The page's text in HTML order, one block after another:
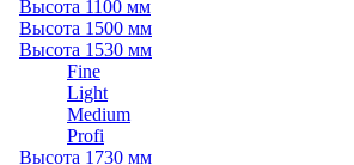
Высота 1100 мм
Высота 1500 мм
Высота 1530 мм
Fine
Light
Medium
Profi
Высота 1730 мм